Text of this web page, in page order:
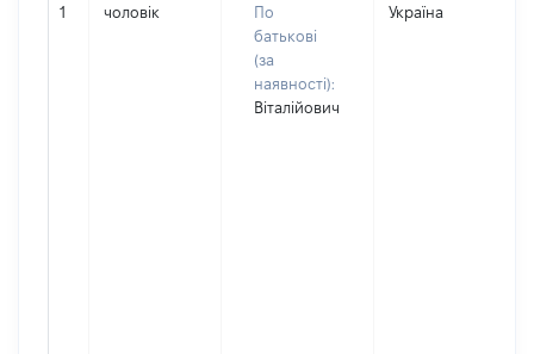
1 чоловік
По
батькові
(за
наявності):
Віталійович
Україна